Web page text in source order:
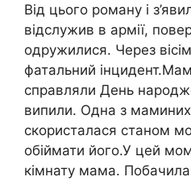
Від цього роману і
відслужив в армії,
одружилися. Через
фатальний
справляли День
випили. Одна з
скористалася станом
обіймати його.У цей
кімнату мама.